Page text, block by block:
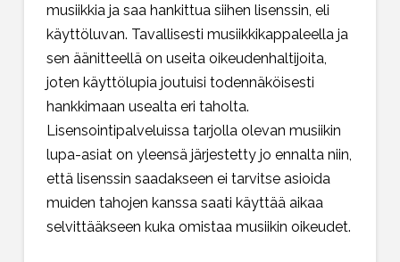
musiikkia ja saa hankittua siihen lisenssin, eli
käyttöluvan. Tavallisesti musiikkikappaleella ja
sen äänitteellä on useita oikeudenhaltijoita,
joten käyttölupia joutuisi todennäköisesti
hankkimaan usealta eri taholta.
Lisensointipalveluissa tarjolla olevan musiikin
lupa-asiat on yleensä järjestetty jo ennalta niin,
että lisenssin saadakseen ei tarvitse asioida
muiden tahojen kanssa saati käyttää aikaa
selvittääkseen kuka omistaa musiikin oikeudet.